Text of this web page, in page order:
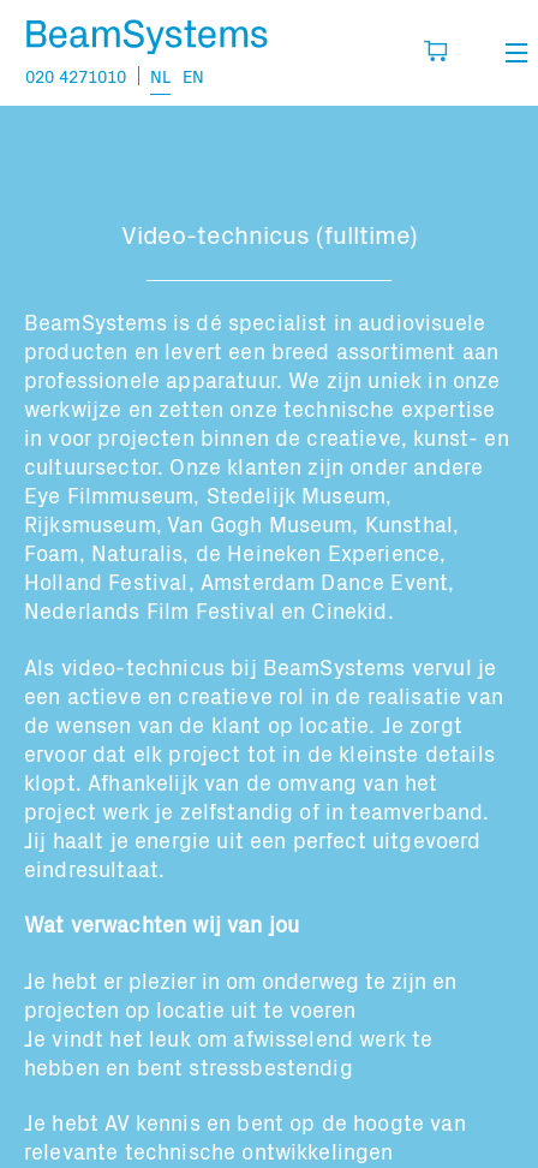
020 4271010 NL EN
Vragen
Over
Vacatures
Vul hier de producten in die je denkt nodig
Jouw winkelmandje is leeg
Transport informatie:
Totaal volume:
0.0m3
Totaal gewicht:
0.0kg
Ga Verder
Video-technicus (fulltime)
BeamSystems is dé specialist in audiovisuele
producten en levert een breed assortiment aan
professionele apparatuur. We zijn uniek in onze
werkwijze en zetten onze technische expertise
in voor projecten binnen de creatieve, kunst- en
cultuursector. Onze klanten zijn onder andere
Eye Filmmuseum, Stedelijk Museum,
Rijksmuseum, Van Gogh Museum, Kunsthal,
Foam, Naturalis, de Heineken Experience,
Holland Festival, Amsterdam Dance Event,
Nederlands Film Festival en Cinekid.
Als video-technicus bij BeamSystems vervul je
een actieve en creatieve rol in de realisatie van
de wensen van de klant op locatie. Je zorgt
ervoor dat elk project tot in de kleinste details
klopt. Afhankelijk van de omvang van het
project werk je zelfstandig of in teamverband.
Jij haalt je energie uit een perfect uitgevoerd
eindresultaat.
Wat verwachten wij van jou
Je hebt er plezier in om onderweg te zijn en
projecten op locatie uit te voeren
Je vindt het leuk om afwisselend werk te
hebben en bent stressbestendig
Je hebtAV kennisen bent op de hoogte van
relevante technische ontwikkelingen